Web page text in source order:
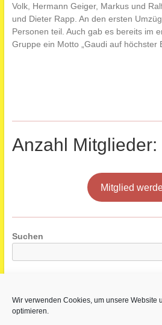
Wir verwenden Cookies, um unsere Website
optimieren.
Volk, Hermann Geiger, Markus und
und Dieter Rapp. An den ersten
Personen teil. Auch gab es bereits im
Gruppe ein Motto „Gaudi auf höchster
Anzahl Mitglieder:
Mitglied
Suchen